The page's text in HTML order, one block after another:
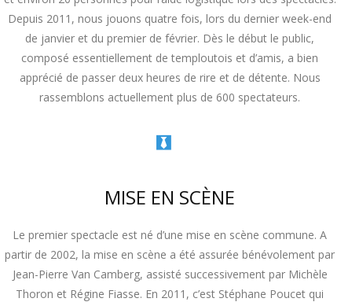
Depuis 2011, nous jouons quatre fois, lors du dernier week-end
de janvier et du premier de février. Dès le début le public,
composé essentiellement de temploutois et d’amis, a bien
apprécié de passer deux heures de rire et de détente. Nous
rassemblons actuellement plus de 600 spectateurs.
MISE EN SCÈNE
Le premier spectacle est né d’une mise en scène commune. A
partir de 2002, la mise en scène a été assurée bénévolement par
Jean-Pierre Van Camberg, assisté successivement par Michèle
Thoron et Régine Fiasse. En 2011, c’est Stéphane Poucet qui